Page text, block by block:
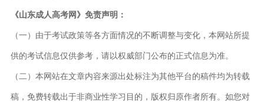
《山东成人高考网》免责声明：
（一）由于考试政策等各方面情况的不断调整与变化，本网站所提
供的考试信息仅供参考，请以权威部门公布的正式信息为准。
（二）本网站在文章内容来源出处标注为其他平台的稿件均为转载
稿，免费转载出于非商业性学习目的，版权归原作者所有。如您对